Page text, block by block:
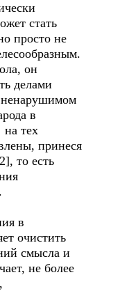
стать
просто не
он
делами
в
на тех
принеся
то есть
в
очистить
смысла и
не более